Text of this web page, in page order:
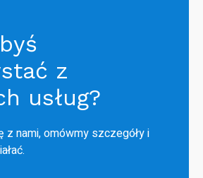
z
usług?
z nami, omówmy szczegóły i